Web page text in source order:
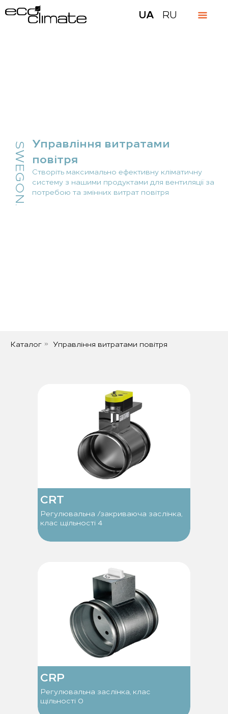
UA RU
SWEGON. Управління витратами
повітря
Створіть максимально ефективну кліматичну
систему з нашими продуктами для вентиляції за
потребою та змінних витрат повітря
Каталог » Управління витратами повітря
CRT
Регулювальна /закриваюча заслінка,
клас щільності 4
CRP
Регулювальна заслінка, клас
щільності 0